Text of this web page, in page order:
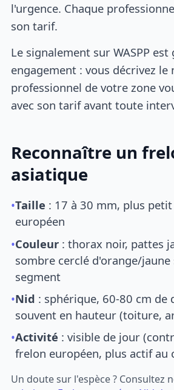
l'urgence. Chaque
son tarif.
Le signalement sur WASPP
engagement : vous décrivez le
professionnel de votre zone
avec son tarif avant toute
Reconnaître un
asiatique
•Taille : 17 à 30 mm, plus
européen
•Couleur : thorax noir, pattes
sombre cerclé d'orange/jaune
segment
•Nid : sphérique, 60-80 cm de
souvent en hauteur (toiture,
•Activité : visible de jour
frelon européen, plus actif au
Un doute sur l'espèce ? Consultez